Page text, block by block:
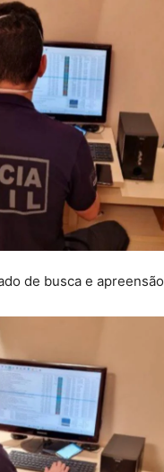
de busca e apreensão